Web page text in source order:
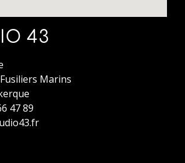
43
Marins
47 89